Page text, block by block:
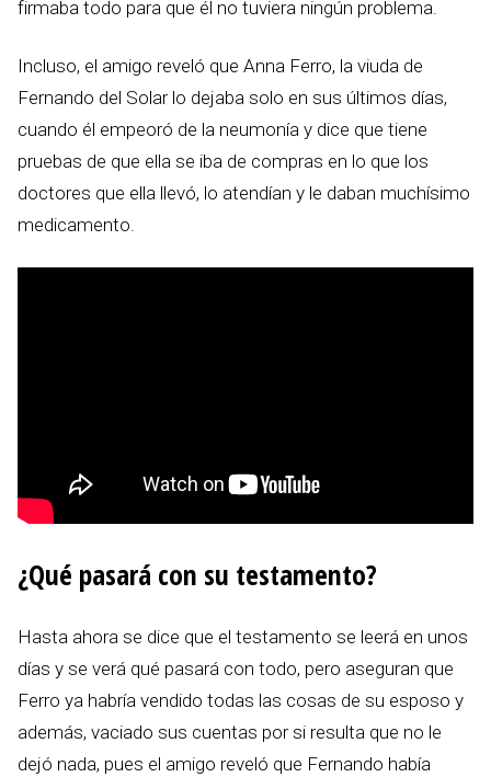
firmaba todo para que él no tuviera ningún problema.
Incluso, el amigo reveló que Anna Ferro, la viuda de
Fernando del Solar lo dejaba solo en sus últimos días,
cuando él empeoró de la neumonía y dice que tiene
pruebas de que ella se iba de compras en lo que los
doctores que ella llevó, lo atendían y le daban muchísimo
medicamento.
¿Qué pasará con su testamento?
Hasta ahora se dice que el testamento se leerá en unos
días y se verá qué pasará con todo, pero aseguran que
Ferro ya habría vendido todas las cosas de su esposo y
además, vaciado sus cuentas por si resulta que no le
dejó nada, pues el amigo reveló que Fernando había